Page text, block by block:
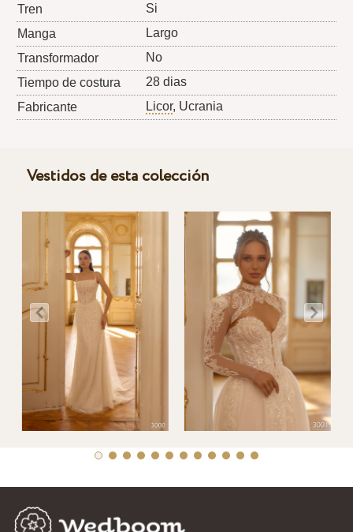
Tren
Si
Manga
Largo
Transformador
No
Tiempo de costura
28 dias
Fabricante
Licor, Ucrania
Vestidos de esta colección